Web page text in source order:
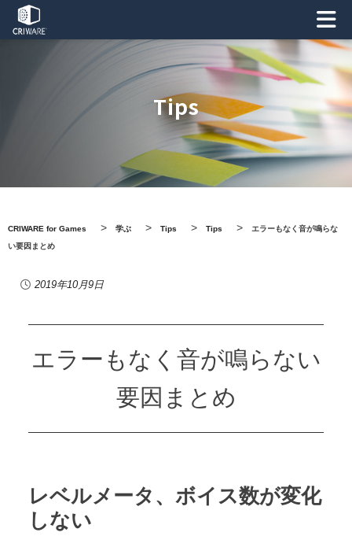
Tips
CRIWARE for Games > 学ぶ > Tips > Tips >
エラーもなく音が鳴らな
い要因まとめ
2019年10月9日
エラーもなく音が鳴らない
要因まとめ
レベルメータ、ボイス数が変化
しない